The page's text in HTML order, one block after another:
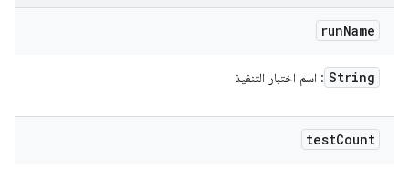
runName
String : اسم اختبار التنفيذ
testCount